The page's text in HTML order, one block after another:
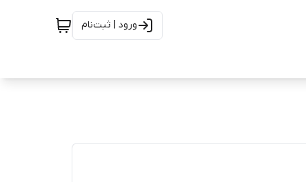
ورود | ثبت‌نام